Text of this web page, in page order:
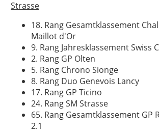
Strasse
18. Rang Gesamtklassement
Maillot d'Or
9. Rang Jahresklassement Swiss
2. Rang GP Olten
5. Rang Chrono Sionge
8. Rang Duo Genevois Lancy
17. Rang GP Ticino
24. Rang SM Strasse
65. Rang Gesamtklassement GP
2.1